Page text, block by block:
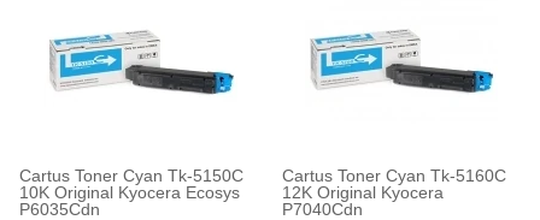
Cartus Toner Cyan Tk-5150C
10K Original Kyocera Ecosys
P6035Cdn
Cartus Toner Cyan Tk-5160C
12K Original Kyocera
P7040Cdn